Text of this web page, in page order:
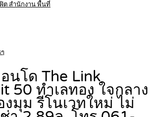
ต สำนักงาน พื้นที่
นโด The Link
50 ทำเลทอง ใจกลาง
มุม รีโนเวทใหม่ ไม่